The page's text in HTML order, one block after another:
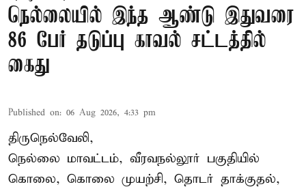
நெல்லையில் இந்த ஆண்டு இதுவரை
86 பேர் தடுப்பு காவல் சட்டத்தில்
கைது
Published on: 06 Aug 2026, 4:33 pm
திருநெல்வேலி,
நெல்லை மாவட்டம், வீரவநல்லூர் பகுதியில்
கொலை, கொலை முயற்சி, தொடர் தாக்குதல்,